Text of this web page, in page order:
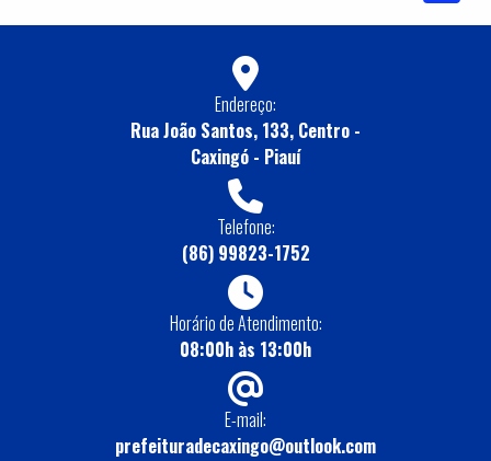
Endereço:
Rua João Santos, 133, Centro -
Caxingó - Piauí
Telefone:
(86) 99823-1752
Horário de Atendimento:
08:00h às 13:00h
E-mail:
prefeituradecaxingo@outlook.com